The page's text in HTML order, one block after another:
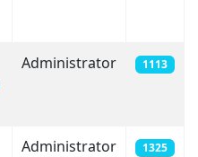
Administrator 1113
Administrator 1325